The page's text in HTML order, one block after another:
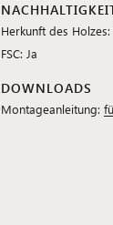
Herkunft des
FSC: Ja
DOWNLOADS
Montageanleitung: